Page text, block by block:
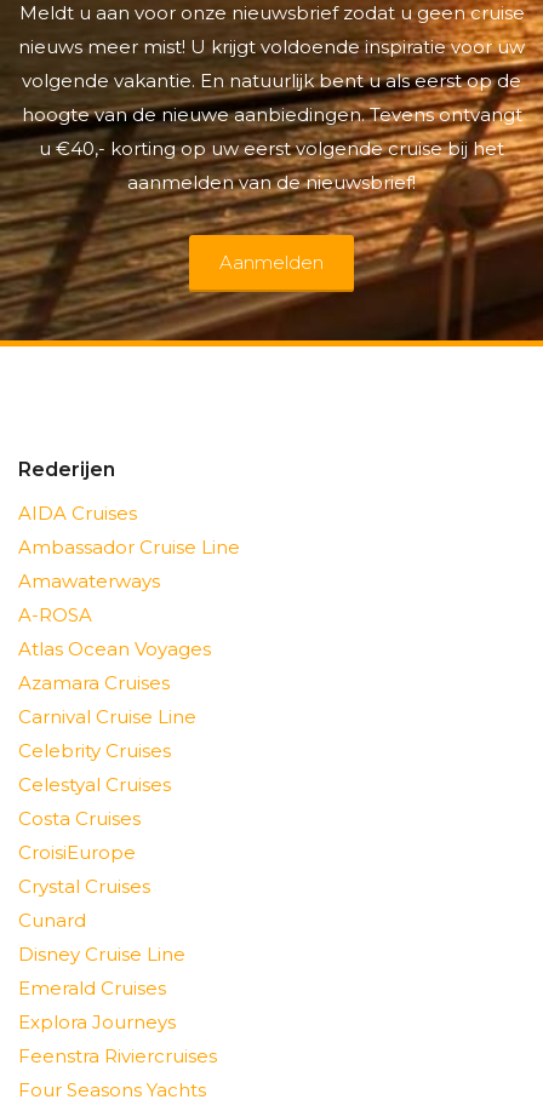
Meldt u aan voor onze nieuwsbrief zodat u geen cruise
nieuws meer mist! U krijgt voldoende inspiratie voor uw
volgende vakantie. En natuurlijk bent u als eerst op de
hoogte van de nieuwe aanbiedingen. Tevens ontvangt
u €40,- korting op uw eerst volgende cruise bij het
aanmelden van de nieuwsbrief!
Aanmelden
Rederijen
AIDA Cruises
Ambassador Cruise Line
Amawaterways
A-ROSA
Atlas Ocean Voyages
Azamara Cruises
Carnival Cruise Line
Celebrity Cruises
Celestyal Cruises
Costa Cruises
CroisiEurope
Crystal Cruises
Cunard
Disney Cruise Line
Emerald Cruises
Explora Journeys
Feenstra Riviercruises
Four Seasons Yachts